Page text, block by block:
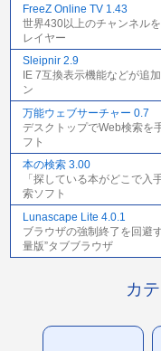
FreeZ Online TV 1.43
世界430以上のチャンネル
レイヤー
Sleipnir 2.9
IE 7互換表示機能などが追
ン
万能ウェブサーチャー 0.7
デスクトップでWeb検索を
フト
本の検索 3.00
「探している本がどこで
索ソフト
Lunascape Lite 4.0.1
ブラウザの強制終了を回避
量版”タブブラウザ
カ